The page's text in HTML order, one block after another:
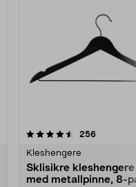
256
Kleshengere
Sklisikre
med metallpinne, 8-
4.5av 5 stjerner